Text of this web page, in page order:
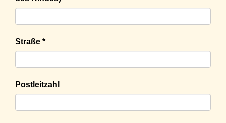
Straße *
Postleitzahl